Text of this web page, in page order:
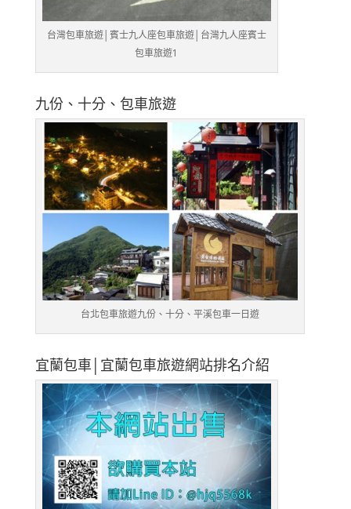
台灣包車旅遊│賓士九人座包車旅遊│台灣九人座賓士
包車旅遊1
九份、十分、包車旅遊
台北包車旅遊九份、十分、平溪包車一日遊
宜蘭包車│宜蘭包車旅遊網站排名介紹